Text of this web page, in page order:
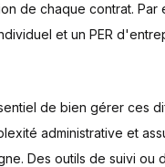
de chaque contrat. Par
et un PER
de bien gérer ces
administrative et
Des outils de suivi ou